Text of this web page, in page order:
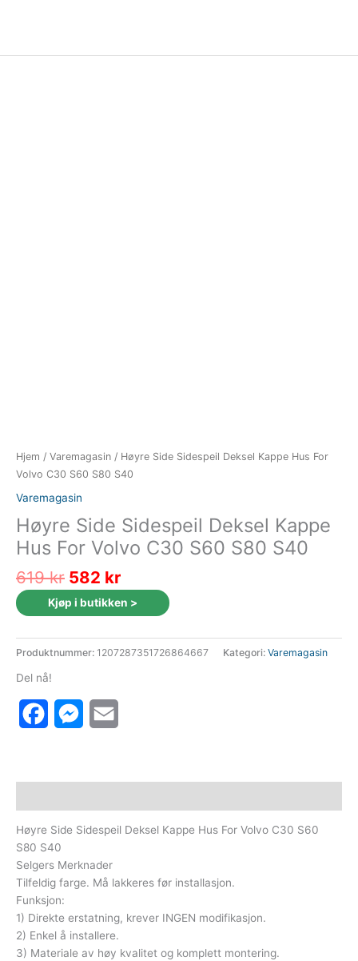
Hjem / Varemagasin / Høyre Side Sidespeil Deksel Kappe Hus For
Volvo C30 S60 S80 S40
Varemagasin
Høyre Side Sidespeil Deksel Kappe
Hus For Volvo C30 S60 S80 S40
619kr Opprinnelig
pris
var:
582 krNåværende
pris
er:
Kjøp i butikken >
Produktnummer: 1207287351726864667 Kategori: Varemagasin
Del nå!
FacebookMessenger
Høyre Side Sidespeil Deksel Kappe Hus For Volvo C30 S60
S80 S40
Selgers Merknader
Tilfeldig farge. Må lakkeres før installasjon.
Funksjon:
1) Direkte erstatning, krever INGEN modifikasjon.
2) Enkel å installere.
3) Materiale av høy kvalitet og komplett montering.